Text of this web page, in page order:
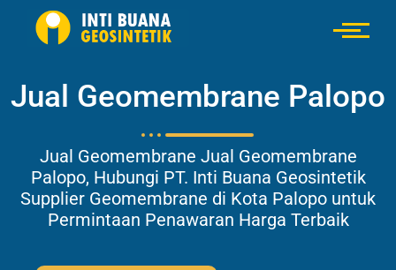
Jual Geomembrane Palopo
Jual Geomembrane Jual Geomembrane
Palopo, Hubungi PT. Inti Buana Geosintetik
Supplier Geomembrane di Kota Palopo untuk
Permintaan Penawaran Harga Terbaik